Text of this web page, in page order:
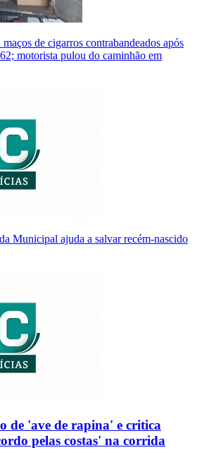
de cigarros contrabandeados após
motorista pulou do caminhão em
Municipal ajuda a salvar recém-nascido
de 'ave de rapina' e critica
pelas costas' na corrida